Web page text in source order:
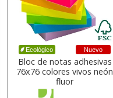
Ecológico Nuevo
Bloc de notas adhesivas
76x76 colores vivos neón
fluor